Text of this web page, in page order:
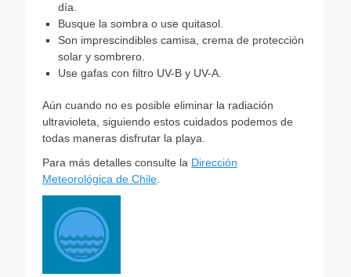
día.
Busque la sombra o use quitasol.
Son imprescindibles camisa, crema de protección
solar y sombrero.
Use gafas con filtro UV-B y UV-A.
Aún cuando no es posible eliminar la radiación
ultravioleta, siguiendo estos cuidados podemos de
todas maneras disfrutar la playa.
Para más detalles consulte la Dirección
Meteorológica de Chile